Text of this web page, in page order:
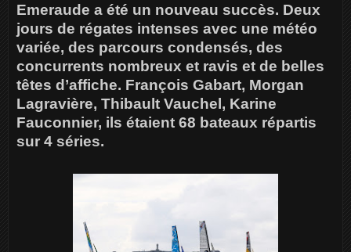
Emeraude a été un nouveau succès. Deux
jours de régates intenses avec une météo
variée, des parcours condensés, des
concurrents nombreux et ravis et de belles
têtes d’affiche. François Gabart, Morgan
Lagravière, Thibault Vauchel, Karine
Fauconnier, ils étaient 68 bateaux répartis
sur 4 séries.